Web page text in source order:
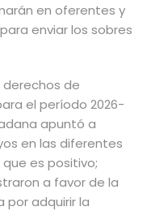
en oferentes y
enviar los sobres
derechos de
el período 2026-
apuntó a
en las diferentes
es positivo;
a favor de la
por adquirir la